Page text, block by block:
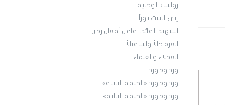
رواسب الوصاية
إني آنست نوراً
الشهيد القائد.. فاعل أفعال زمن
العزة حالاً واستقبالاً
العملاء والعلماء
ورد ومورد
ورد ومورد «الحلقة الثانية»
ورد ومورد «الحلقة الثالثة»